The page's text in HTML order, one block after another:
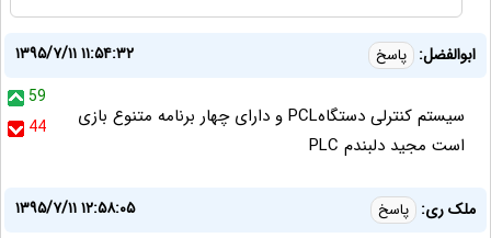
ابوالفضل: پاسخ
۱۳۹۵/۷/۱۱ ۱۱:۵۴:۳۲
59
44
سیستم کنترلی دستگاهPCL و دارای چهار برنامه متنوع بازی
است مجید دلبندم PLC
ملک ری: پاسخ
۱۳۹۵/۷/۱۱ ۱۲:۵۸:۰۵